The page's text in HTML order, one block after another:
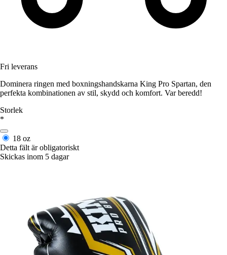
Fri leverans
Dominera ringen med boxningshandskarna King Pro Spartan, den
perfekta kombinationen av stil, skydd och komfort. Var beredd!
Storlek
*
18 oz
Detta fält är obligatoriskt
Skickas inom 5 dagar